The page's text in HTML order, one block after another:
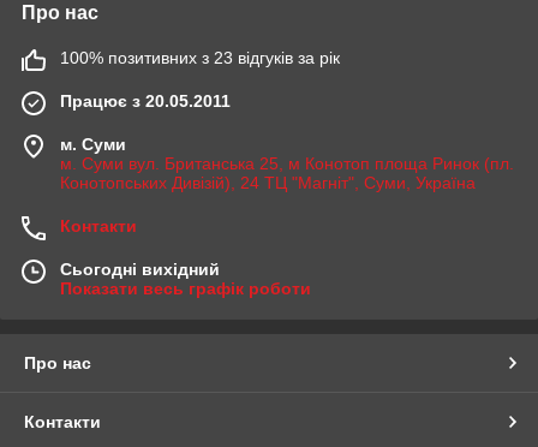
Про нас
100% позитивних з 23 відгуків за рік
Працює з 20.05.2011
м. Суми
м. Суми вул. Британська 25, м Конотоп площа Ринок (пл.
Конотопських Дивізій), 24 ТЦ "Магніт", Суми, Україна
Контакти
Сьогодні вихідний
Показати весь графік роботи
Про нас
Контакти